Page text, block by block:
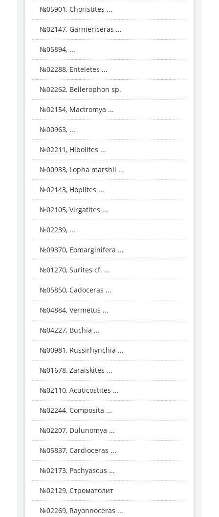
№05901, Choristites ...
№02147, Garniericeras ...
№05894, ...
№02288, Enteletes ...
№02262, Bellerophon sp.
№02154, Mactromya ...
№00963, ...
№02211, Hibolites ...
№00933, Lopha marshii ...
№02143, Hoplites ...
№02105, Virgatites ...
№02239, ...
№09370, Eomarginifera ...
№01270, Surites cf. ...
№05850, Cadoceras ...
№04884, Vermetus ...
№04227, Buchia ...
№00981, Russirhynchia ...
№01678, Zaraiskites ...
№02110, Acuticostites ...
№02244, Composita ...
№02207, Dulunomya ...
№05837, Cardioceras ...
№02173, Pachyascus ...
№02129, Строматолит
№02269, Rayonnoceras ...